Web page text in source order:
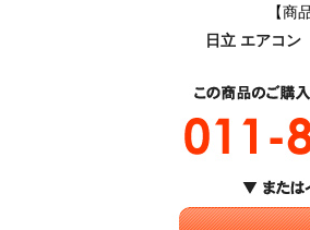
【商
日立 エアコン